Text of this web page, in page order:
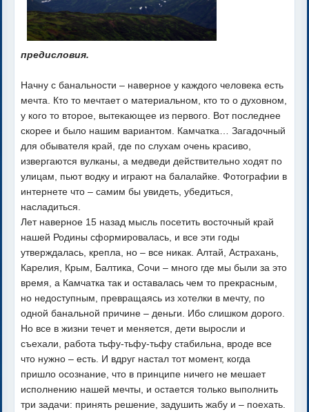
предисловия.
Начну с банальности – наверное у каждого человека есть
мечта. Кто то мечтает о материальном, кто то о духовном,
у кого то второе, вытекающее из первого. Вот последнее
скорее и было нашим вариантом. Камчатка… Загадочный
для обывателя край, где по слухам очень красиво,
извергаются вулканы, а медведи действительно ходят по
улицам, пьют водку и играют на балалайке. Фотографии в
интернете что – самим бы увидеть, убедиться,
насладиться.
Лет наверное 15 назад мысль посетить восточный край
нашей Родины сформировалась, и все эти годы
утверждалась, крепла, но – все никак. Алтай, Астрахань,
Карелия, Крым, Балтика, Сочи – много где мы были за это
время, а Камчатка так и оставалась чем то прекрасным,
но недоступным, превращаясь из хотелки в мечту, по
одной банальной причине – деньги. Ибо слишком дорого.
Но все в жизни течет и меняется, дети выросли и
съехали, работа тьфу-тьфу-тьфу стабильна, вроде все
что нужно – есть. И вдруг настал тот момент, когда
пришло осознание, что в принципе ничего не мешает
исполнению нашей мечты, и остается только выполнить
три задачи: принять решение, задушить жабу и – поехать.